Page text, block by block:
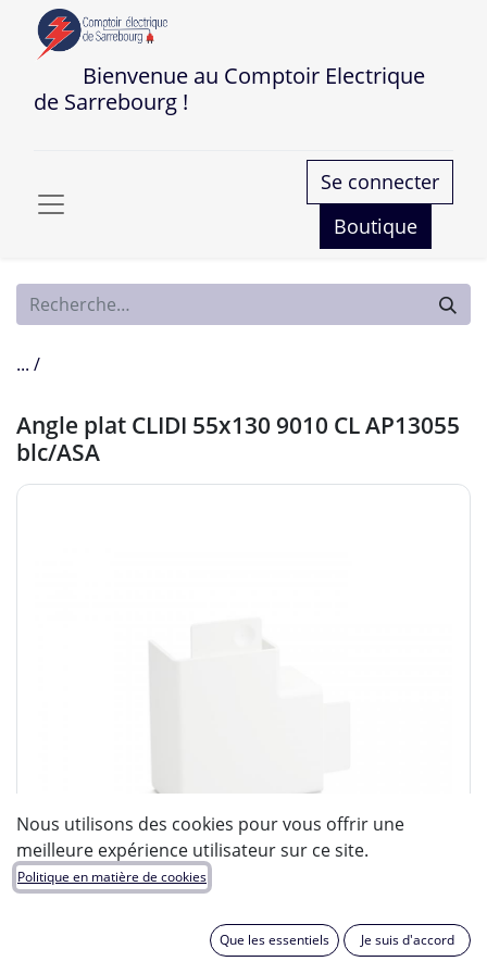
Bienvenue au Comptoir Electrique
de Sarrebourg !
Se connecter
Boutique
... /
Angle plat CLIDI 55x130 9010 CL AP13055
blc/ASA
Nous utilisons des cookies pour vous offrir une
meilleure expérience utilisateur sur ce site.
Politique en matière de cookies
Que les essentiels Je suis d'accord